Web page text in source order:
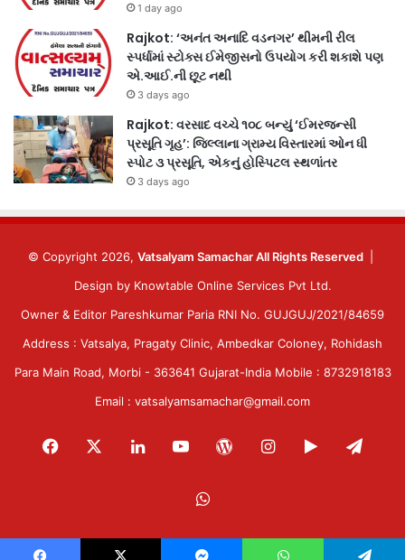
1 day ago
Rajkot: ‘અનંત અનાદિ વડનગર’ થીમની રીલ
સ્પર્ધામાં સ્ટોક્સ ઈમેજીસનો ઉપયોગ કરી શકાશે પણ
એ.આઈ.ની છૂટ નથી
3 days ago
Rajkot: વરસાદ વચ્ચે ૧૦૮ બન્યું ‘ઈમરજન્સી
પ્રસૂતિ ગૃહ’: જિલ્લાના ગ્રામ્ય વિસ્તારમાં ઓન ધી
સ્પોટ ૩ પ્રસૂતિ, એકનું હોસ્પિટલ સ્થળાંતર
3 days ago
© Copyright 2026, Vatsalyam Samachar All Rights Reserved
Design by Knowtable Online Services Pvt Ltd.
Owner & Editor Pareshkumar Paria RNI No. GUJGUJ/2021/84659
Address : Vatsalya, Pragaty Clinic, Ambedkar Coloney, Rohidash
Para Main Road, Morbi - 363641 Gujarat-India Mobile : 8732918183
Email : vatsalyamsamachar@gmail.com
Facebook LinkedInYouTubeWordPressInstagram
Google
WhatsApp